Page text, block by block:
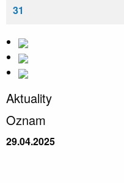
31
Aktuality
Oznam
29.04.2025